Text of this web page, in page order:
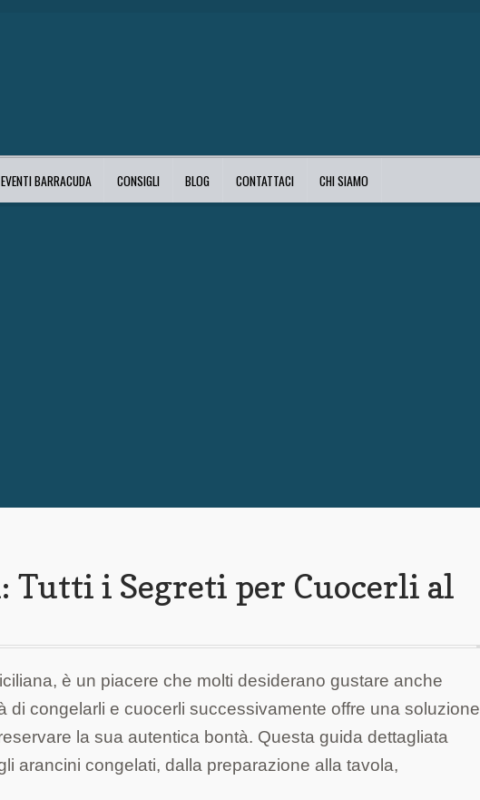
EVENTI BARRACUDA CONSIGLI BLOG CONTATTACI CHI SIAMO
Tutti i Segreti per Cuocerli al
è un piacere che molti desiderano gustare anche
di congelarli e cuocerli successivamente offre una soluzione
la sua autentica bontà. Questa guida dettagliata
arancini congelati, dalla preparazione alla tavola,